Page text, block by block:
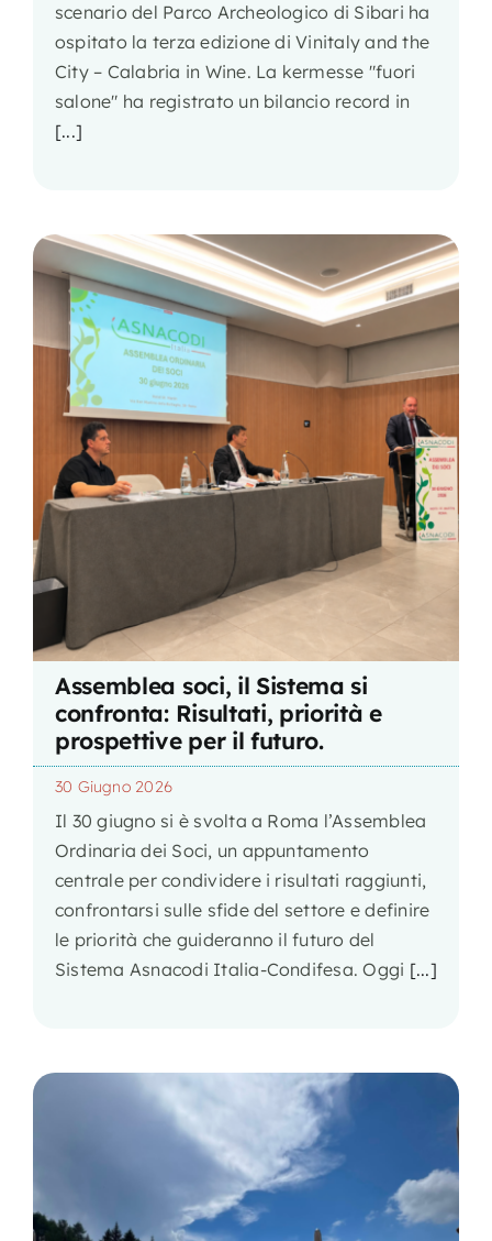
scenario del Parco Archeologico di Sibari ha
ospitato la terza edizione di Vinitaly and the
City – Calabria in Wine. La kermesse "fuori
salone" ha registrato un bilancio record in
[...]
Assemblea soci, il Sistema si
confronta: Risultati, priorità e
prospettive per il futuro.
30 Giugno 2026
Il 30 giugno si è svolta a Roma l’Assemblea
Ordinaria dei Soci, un appuntamento
centrale per condividere i risultati raggiunti,
confrontarsi sulle sfide del settore e definire
le priorità che guideranno il futuro del
Sistema Asnacodi Italia-Condifesa. Oggi [...]